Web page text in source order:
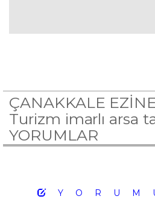
ÇANAKKALE
Turizm imarlı arsa
YORUMLAR